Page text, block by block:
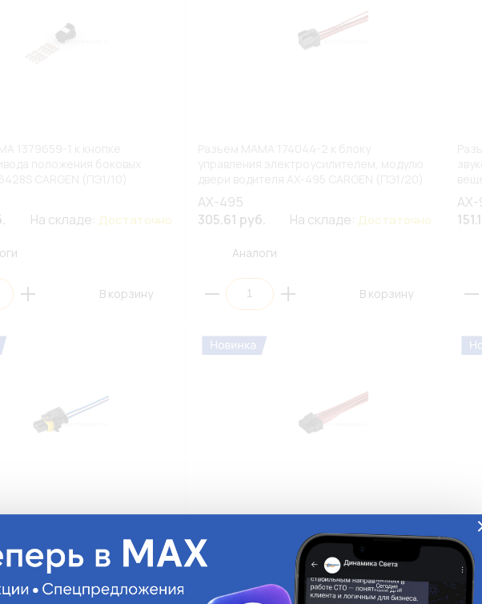
На складе: Достаточно
В корзину
AX-495
305.61 руб.
На складе: Достаточно
Аналоги
В корзину
AX-
жидкости AX-516-2 CARGEN
Разъем МАМА 43025-1000 к блоку
управления стеклоподъемниками и замка
двери водителя AX-904 CARGEN (ПЭ1/10)
AX-